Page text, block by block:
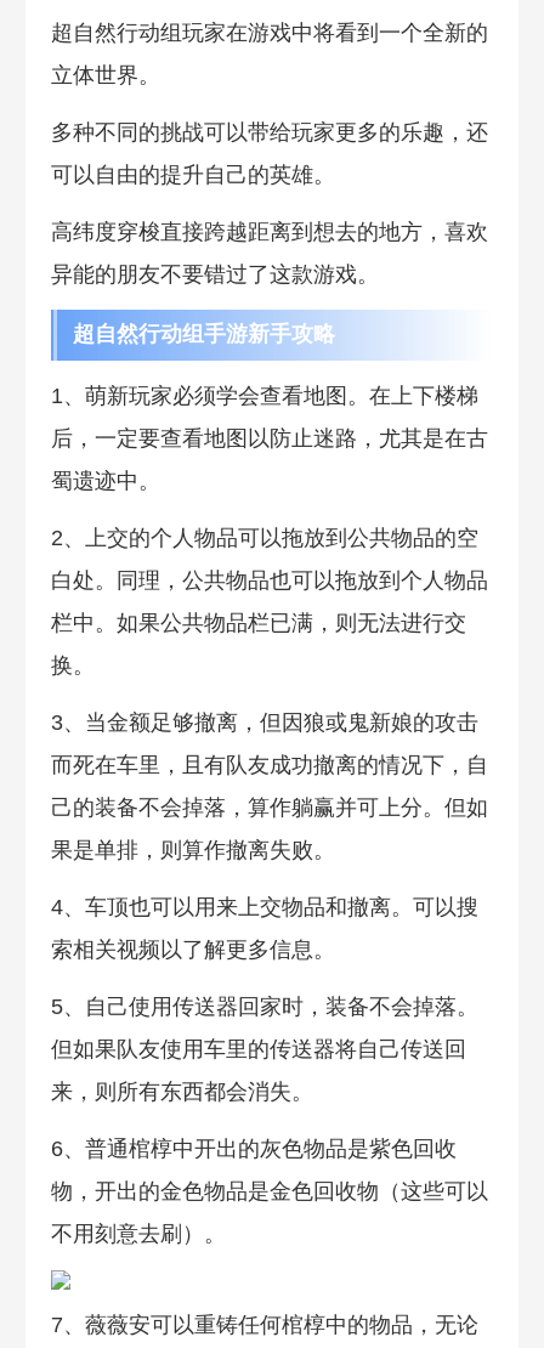
超自然行动组玩家在游戏中将看到一个全新的
立体世界。
多种不同的挑战可以带给玩家更多的乐趣，还
可以自由的提升自己的英雄。
高纬度穿梭直接跨越距离到想去的地方，喜欢
异能的朋友不要错过了这款游戏。
超自然行动组手游新手攻略
1、萌新玩家必须学会查看地图。在上下楼梯
后，一定要查看地图以防止迷路，尤其是在古
蜀遗迹中。
2、上交的个人物品可以拖放到公共物品的空
白处。同理，公共物品也可以拖放到个人物品
栏中。如果公共物品栏已满，则无法进行交
换。
3、当金额足够撤离，但因狼或鬼新娘的攻击
而死在车里，且有队友成功撤离的情况下，自
己的装备不会掉落，算作躺赢并可上分。但如
果是单排，则算作撤离失败。
4、车顶也可以用来上交物品和撤离。可以搜
索相关视频以了解更多信息。
5、自己使用传送器回家时，装备不会掉落。
但如果队友使用车里的传送器将自己传送回
来，则所有东西都会消失。
6、普通棺椁中开出的灰色物品是紫色回收
物，开出的金色物品是金色回收物（这些可以
不用刻意去刷）。
7、薇薇安可以重铸任何棺椁中的物品，无论